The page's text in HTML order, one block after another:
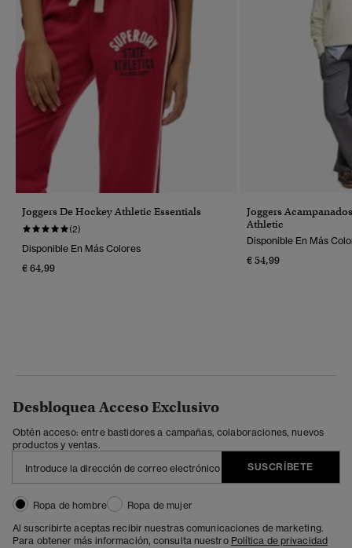
Joggers De Hockey Athletic Essentials
(2)
Disponible En Más Colores
€ 64,99
Joggers
Athletic
Disponible En Más
€ 54,99
Desbloquea Acceso Exclusivo
Obtén acceso: entre bastidores a campañas, colaboraciones, nuevos
productos y ventas.
SUSCRÍBETE
Ropa de hombre
Ropa de mujer
Al suscribirte aceptas recibir nuestras comunicaciones de marketing.
Para obtener más información, consulta nuestro Política de privacidad